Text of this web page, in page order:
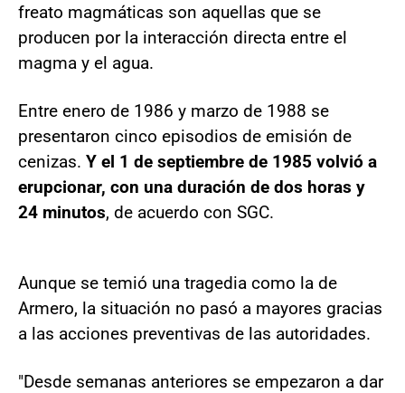
freato magmáticas son aquellas que se
producen por la interacción directa entre el
magma y el agua.​
Entre enero de 1986 y marzo de 1988 se
presentaron cinco episodios de emisión de
cenizas. Y el 1 de septiembre de 1985 volvió a
erupcionar, con una duración de dos horas y
24 minutos, de acuerdo con SGC.
Aunque se temió una tragedia como la de
Armero, la situación no pasó a mayores gracias
a las acciones preventivas de las autoridades.
"Desde semanas anteriores se empezaron a dar